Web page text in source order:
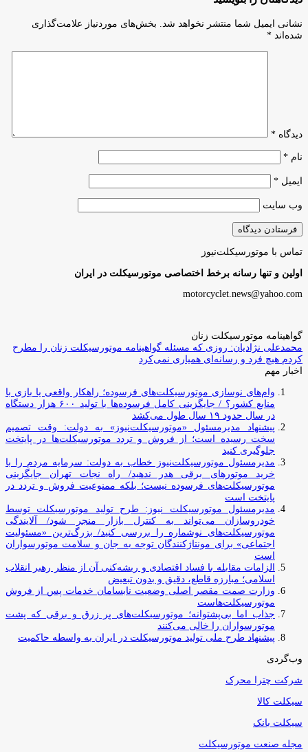
نشانی ایمیل شما منتشر نخواهد شد.
بخش‌های موردنیاز علامت‌گذاری
شده‌اند *
دیدگاه *
نام *
ایمیل *
وب‌ سایت
تماس با موتورسیکلت‌نیوز
اولین و تنها رسانه برخط اختصاصی موتورسیکلت در ایران
motorcyclet.news@yahoo.com
گواهینامه موتورسیکلت زنان
محمدعلی نژادیان: روزی که مسئله گواهینامه موتورسیکلت زنان را مطرح
کردم هیچ فرد و رسانه‌ای همیاری نمی‌کرد
اخبار مهم
وام‌های نوسازی موتورسیکلت‌های فرسوده؛ راهکار واقعی یا بازی با
منابع کشور؟ / جایگزینی کامل فرسوده‌ها با تولید ۶۰۰ هزار دستگاه
در سال حدود ۱۹ سال طول می‌کشد
پیشنهاد مدیرمسئول «موتورسیکلت‌نیوز» به دولت: وقت تصمیم
سخت رسیده است؛ از فروش و تردد موتورسیکلت‌ها در پایتخت
جلوگیری کنید
مدیرمسئول موتورسیکلت‌نیوز خطاب به دولت: سرمایه مردم را با
خرید موتورهای برقی هدر ندهید/ راه نجات تهران جایگزینی
موتورسیکلت‌های فرسوده نیست؛ بلکه ممنوعیت فروش و تردد در
پایتخت است
مدیرمسئول موتورسیکلت نیوز: طرح تولید موتورسیکلت توسط
خودروسازان می‌تواند به کنترل بازار منجر شود/ آلایندگی
موتورسیکلت‌های نوشماره را بررسی کنید/ بزرگ‌ترین «مسئولیت
اجتماعی» برای مونتاژکنندگان توجه به جان و سلامت موتورسواران
است
الزامات مقابله با فساد اقتصادی و ریشه‌کنی آن از منظر رهبر انقلاب
اسلامی؛ مبارزه قاطع، دقیق و بدون تبعیض
وزارت صمت مقصر اصلی وضعیت نابسامان خدمات پس از فروش
موتورسیکلت‌هاست
جذاب اما بی‌پشتوانه؛ موتورسیکلت‌های پر زرق‌ و برقی که پشت
موتورسواران را خالی می‌کنند
پیشنهاد طرح ملی تولید موتورسیکلت در ایران به واسطه حاکمیت
وب‌گردی
شرکت چترا محرک
سیکلت کالا
سیکلت بانک
مجله صنعت موتورسیکلت